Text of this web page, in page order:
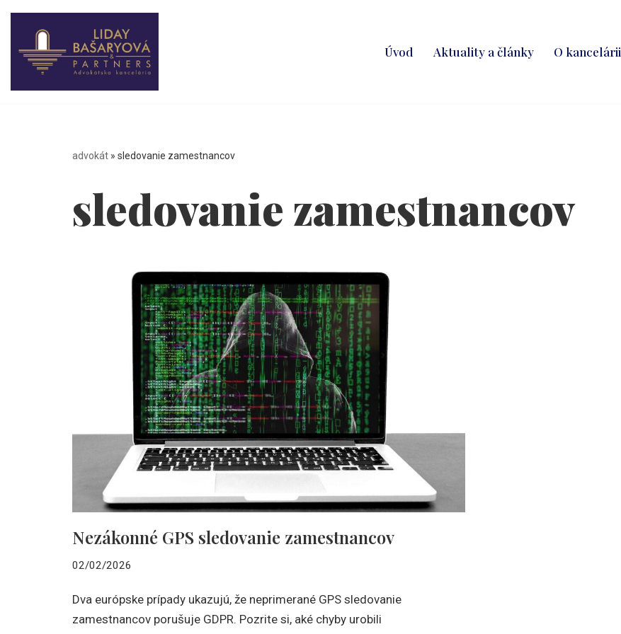
Preskočiť
Úvod Aktuality a články O kancelárii
advokát » sledovanie zamestnancov
sledovanie zamestnancov
Nezákonné GPS sledovanie zamestnancov
02/02/2026
Dva európske prípady ukazujú, že neprimerané GPS sledovanie
zamestnancov porušuje GDPR. Pozrite si, aké chyby urobili